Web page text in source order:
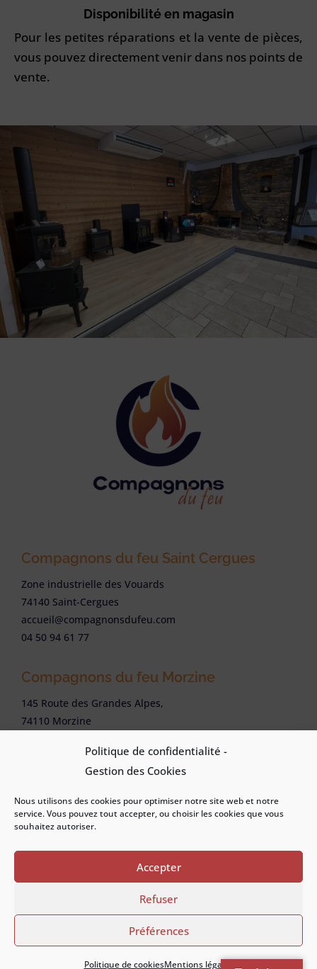
Politique de confidentialité -
Gestion des Cookies
Nous utilisons des cookies pour optimiser notre site web et notre
service. Vous pouvez tout accepter, ou choisir les cookies que vous
souhaitez autoriser.
Accepter
Refuser
Préférences
Politique de cookiesMentions légales
Disponibilité en magasin
Pour les petites réparations et la vente de pièces,
vous pouvez directement venir dans nos points de
vente.
Compagnons du feu Saint Cergues
Zone industrielle des Vouards
74140 Saint-Cergues
accueil@compagnonsdufeu.com
04 50 94 61 77
Compagnons du feu Morzine
145 Route des Grandes Alpes,
74110 Morzine
04 50 37 72 72
© 2026 – Site créé et référencé par APG Web
Conseil –Mentions légales–Politique
cookies–